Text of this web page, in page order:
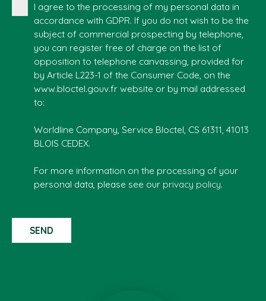
I agree to the processing of my personal data in
accordance with GDPR. If you do not wish to be the
subject of commercial prospecting by telephone,
you can register free of charge on the list of
opposition to telephone canvassing, provided for
by Article L223-1 of the Consumer Code, on the
www.bloctel.gouv.fr website or by mail addressed
to:
Worldline Company, Service Bloctel, CS 61311, 41013
BLOIS CEDEX.
For more information on the processing of your
personal data, please see our privacy policy.
SEND